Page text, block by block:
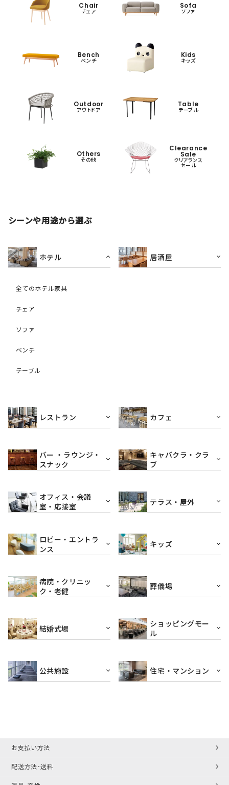
Chair
チェア
Sofa
ソファ
Bench
ベンチ
Kids
キッズ
Outdoor
アウトドア
Table
テーブル
Others
その他
Clearance
Sale
クリアランス
セール
シーンや用途から選ぶ
ホテル
全てのホテル家具
チェア
ソファ
ベンチ
テーブル
居酒屋
レストラン カフェ
バー ・ラウンジ・
スナック
キャバクラ・クラ
ブ
オフィス・会議
室・応接室
テラス・屋外
ロビー・エントラ
ンス
キッズ
病院・クリニッ
ク・老健
葬儀場
結婚式場
ショッピングモー
ル
公共施設 住宅・マンション
お支払い方法
配送方法･送料